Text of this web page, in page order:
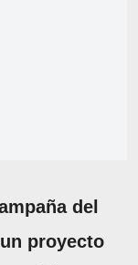
del
proyecto